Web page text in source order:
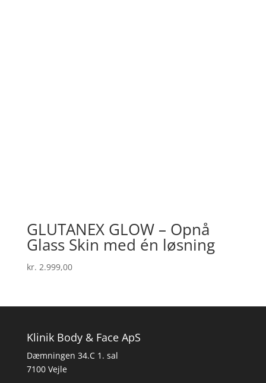
GLUTANEX GLOW – Opnå
Glass Skin med én løsning
kr. 2.999,00
Klinik Body & Face ApS
Dæmningen 34.C 1. sal
7100 Vejle